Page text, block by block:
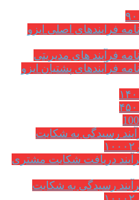
فرایندهای اصلی ایزو
فرآیند های مدیریتی
فرآیندهای پشتیان ایزو
رسیدگی به شکایت
دریافت شکایت مشتری
رسیدگی به شکایت